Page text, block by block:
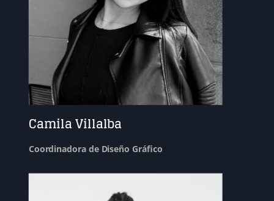
Camila Villalba
Coordinadora de Diseño Gráfico